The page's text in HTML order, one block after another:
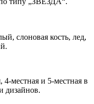
слоновая кость, лед,
4-местная и 5-местная в
дизайнов.